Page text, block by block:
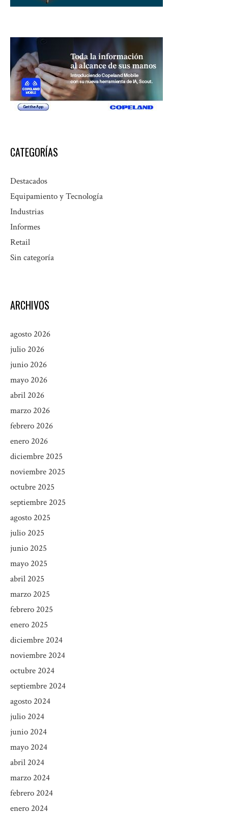
CATEGORÍAS
Destacados
Equipamiento y Tecnología
Industrias
Informes
Retail
Sin categoría
ARCHIVOS
agosto 2026
julio 2026
junio 2026
mayo 2026
abril 2026
marzo 2026
febrero 2026
enero 2026
diciembre 2025
noviembre 2025
octubre 2025
septiembre 2025
agosto 2025
julio 2025
junio 2025
mayo 2025
abril 2025
marzo 2025
febrero 2025
enero 2025
diciembre 2024
noviembre 2024
octubre 2024
septiembre 2024
agosto 2024
julio 2024
junio 2024
mayo 2024
abril 2024
marzo 2024
febrero 2024
enero 2024